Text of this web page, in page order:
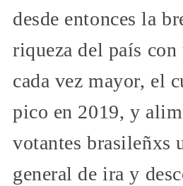
desde entonces la
riqueza del país con
cada vez mayor, el
pico en 2019, y
votantes brasileñxs
general de ira y